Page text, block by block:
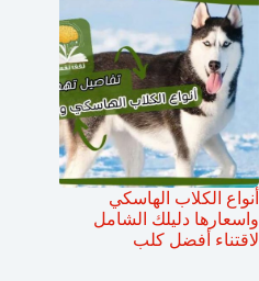
أنواع الكلاب الهاسكي
واسعارها دليلك الشامل
لاقتناء أفضل كلب